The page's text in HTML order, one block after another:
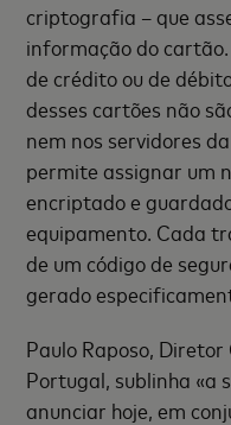
criptografia – que
informação do
de crédito ou de
desses cartões não
nem nos servidores
permite assignar um
encriptado e
equipamento. Cada
de um código de
gerado
Paulo Raposo,
Portugal, sublinha «a
anunciar hoje, em